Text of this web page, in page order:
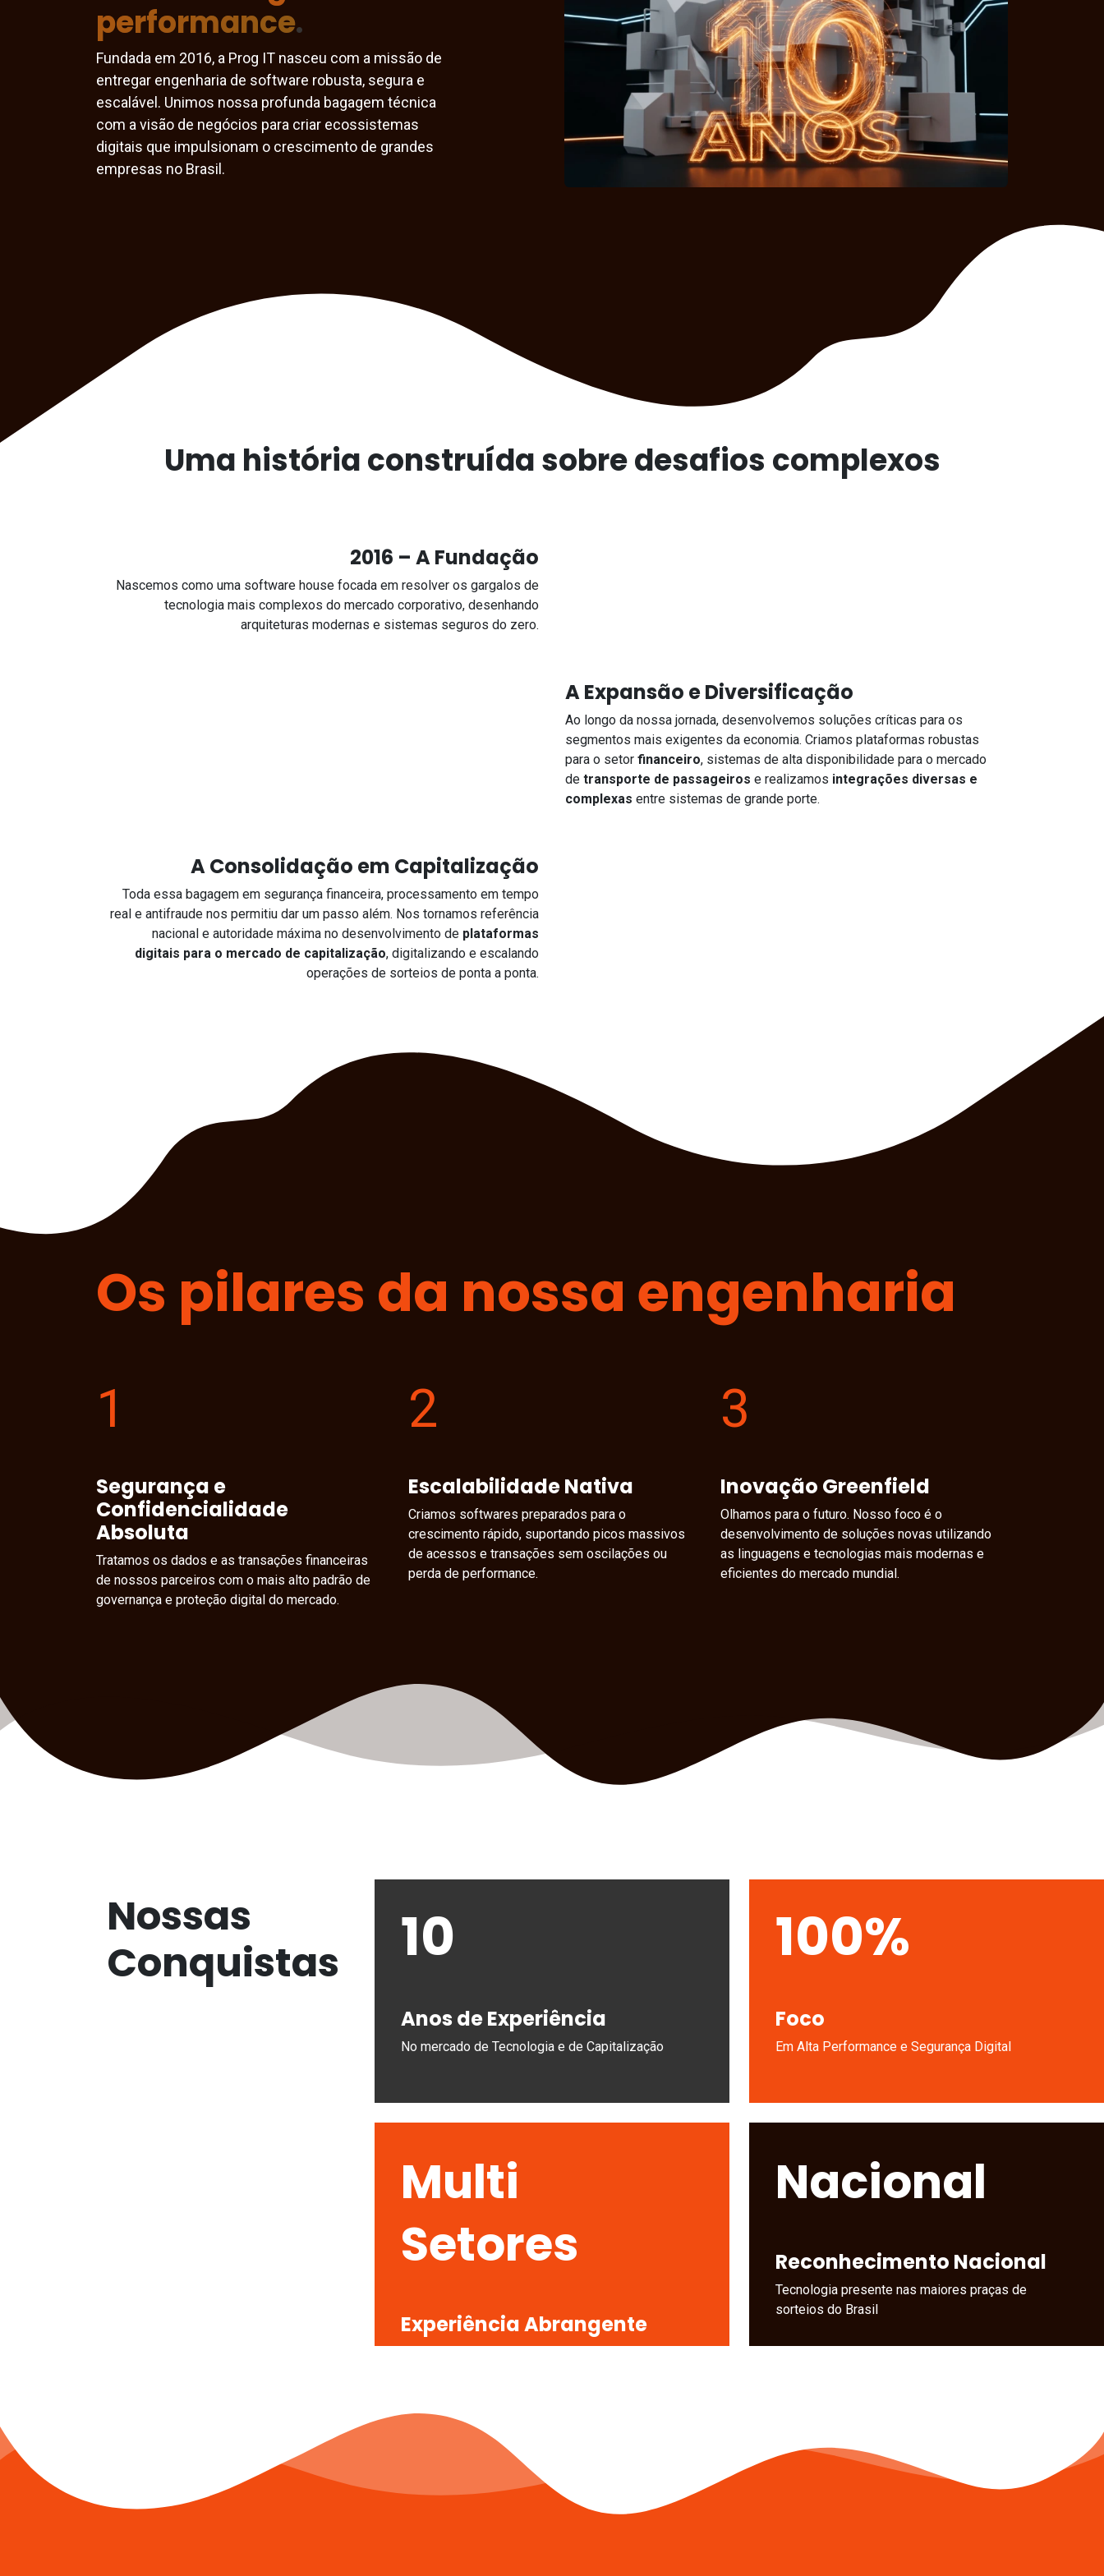
performance.
Fundada em 2016, a Prog IT nasceu com a missão de
entregar engenharia de software robusta, segura e
escalável. Unimos nossa profunda bagagem técnica
com a visão de negócios para criar ecossistemas
digitais que impulsionam o crescimento de grandes
empresas no Brasil.
Uma história construída sobre desafios complexos
2016 – A Fundação
Nascemos como uma software house focada em resolver os gargalos de
tecnologia mais complexos do mercado corporativo, desenhando
arquiteturas modernas e sistemas seguros do zero.
A Expansão e Diversificação
Ao longo da nossa jornada, desenvolvemos soluções críticas para os
segmentos mais exigentes da economia. Criamos plataformas robustas
para o setor financeiro, sistemas de alta disponibilidade para o mercado
de transporte de passageiros e realizamos integrações diversas e
complexas entre sistemas de grande porte.
A Consolidação em Capitalização
Toda essa bagagem em segurança financeira, processamento em tempo
real e antifraude nos permitiu dar um passo além. Nos tornamos referência
nacional e autoridade máxima no desenvolvimento de plataformas
digitais para o mercado de capitalização, digitalizando e escalando
operações de sorteios de ponta a ponta.
Os pilares da nossa engenharia
1
Segurança e
Confidencialidade
Absoluta
Tratamos os dados e as transações financeiras
de nossos parceiros com o mais alto padrão de
governança e proteção digital do mercado.
2
Escalabilidade Nativa
Criamos softwares preparados para o
crescimento rápido, suportando picos massivos
de acessos e transações sem oscilações ou
perda de performance.
3
Inovação Greenfield
Olhamos para o futuro. Nosso foco é o
desenvolvimento de soluções novas utilizando
as linguagens e tecnologias mais modernas e
eficientes do mercado mundial.
Nossas
Conquistas
10
Anos de Experiência
No mercado de Tecnologia e de Capitalização
Multi
Setores
Experiência Abrangente
Nacional
Reconhecimento Nacional
Tecnologia presente nas maiores praças de
sorteios do Brasil
100%
Foco
Em Alta Performance e Segurança Digital